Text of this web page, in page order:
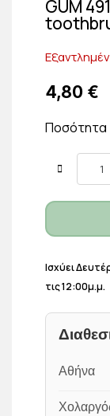
GUM
4,80 €
Ποσότητα
Ισχύει
τις 12:00μ.μ.
Αθήνα